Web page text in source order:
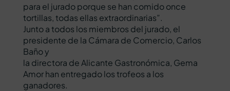
para el jurado porque se han comido once
tortillas, todas ellas extraordinarias”.
Junto a todos los miembros del jurado, el
presidente de la Cámara de Comercio, Carlos
Baño y
la directora de Alicante Gastronómica, Gema
Amor han entregado los trofeos a los
ganadores.